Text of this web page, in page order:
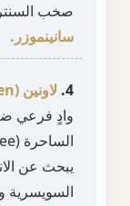
صخب
سانينموزر.
4. لاونين (Lauenen):
وادٍ فرعي
يبحث عن
السويسرية